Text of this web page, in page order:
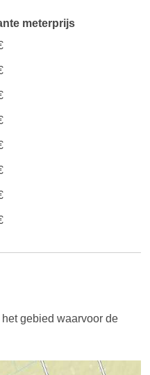
meterprijs
gebied waarvoor de